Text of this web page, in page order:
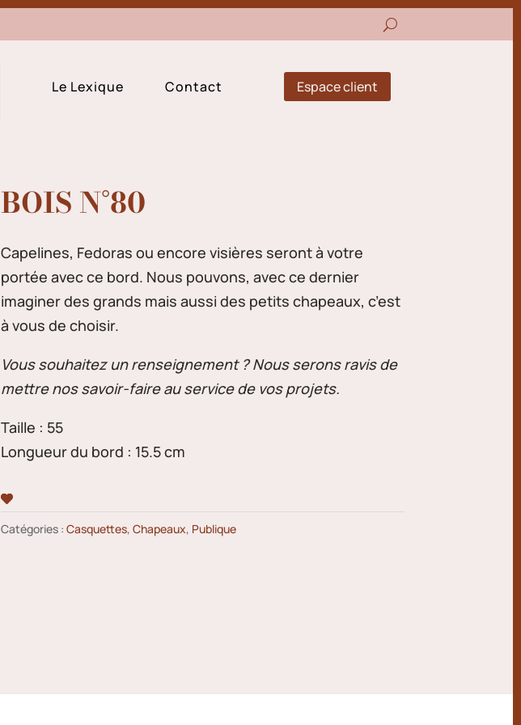
Le Lexique Contact Espace client
BOIS N°80
Capelines, Fedoras ou encore visières seront à votre
portée avec ce bord. Nous pouvons, avec ce dernier
imaginer des grands mais aussi des petits chapeaux, c’est
à vous de choisir.
Vous souhaitez un renseignement ? Nous serons ravis de
mettre nos savoir-faire au service de vos projets.
Taille : 55
Longueur du bord : 15.5 cm
Catégories : Casquettes, Chapeaux, Publique